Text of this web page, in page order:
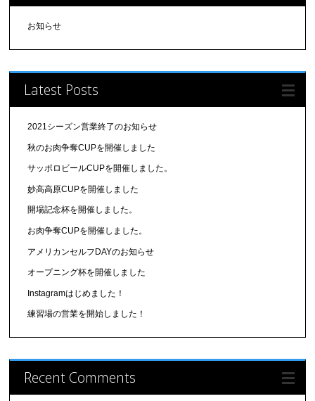
お知らせ
Latest Posts
2021シーズン営業終了のお知らせ
秋のお肉争奪CUPを開催しました
サッポロビールCUPを開催しました。
妙高高原CUPを開催しました
開場記念杯を開催しました。
お肉争奪CUPを開催しました。
アメリカンセルフDAYのお知らせ
オープニング杯を開催しました
Instagramはじめました！
練習場の営業を開始しました！
Recent Comments